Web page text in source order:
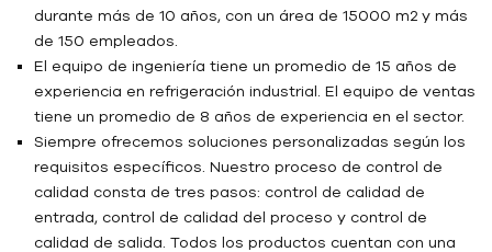
durante más de 10 años, con un área de 15000 m2 y más
de 150 empleados.
El equipo de ingeniería tiene un promedio de 15 años de
experiencia en refrigeración industrial. El equipo de ventas
tiene un promedio de 8 años de experiencia en el sector.
Siempre ofrecemos soluciones personalizadas según los
requisitos específicos. Nuestro proceso de control de
calidad consta de tres pasos: control de calidad de
entrada, control de calidad del proceso y control de
calidad de salida. Todos los productos cuentan con una